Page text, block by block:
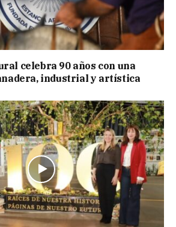
celebra 90 años con una
industrial y artística